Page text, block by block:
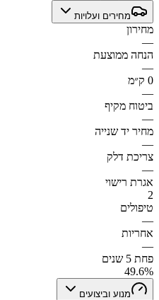
מחירים ועלויות
מחירון
—
הנחה ממוצעת
—
0 ק״מ
—
ביטוח מקיף
—
מחיר יד שנייה
—
צריכת דלק
—
אגרת רישוי
2
טיפולים
—
אחריות
—
פחת 5 שנים
49.6%
מנוע וביצועים